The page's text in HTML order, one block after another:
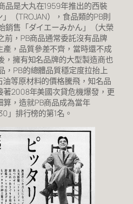
品是大丸在1959年推出的西裝
（TROJAN），食品類的PB則
銷售「ダイエーみかん」（大榮
前，PB商品通常委託沒有品牌
產，品質參差不齊，當時還不成
，擁有知名品牌的大型製造商也
，PB的總體品質穩定度拉抬上
油等原材料的價格騰飛，知名品
著2008年美國次貸危機爆發，更
算，造就PB商品成為當年
」排行榜的第1名。